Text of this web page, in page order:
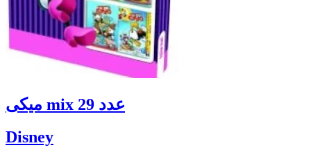
ميكى mix عدد 29
Disney